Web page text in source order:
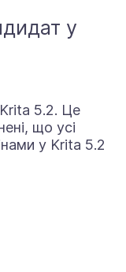
у
5.2. Це
що усі
у Krita 5.2